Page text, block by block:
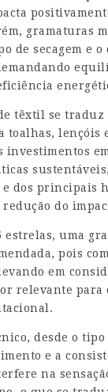
gramaturas
de secagem e
têxtil se traduz
toalhas, lençóis
investimentos
e dos principais
do
estrelas, uma
pois
em
relevante
desde o tipo
e a
na